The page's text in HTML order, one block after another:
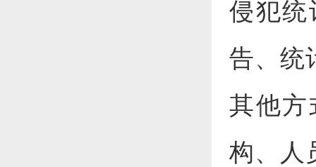
侵犯统
告、统
其他方
构、人